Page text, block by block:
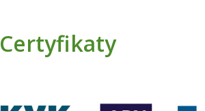
Certyfikaty